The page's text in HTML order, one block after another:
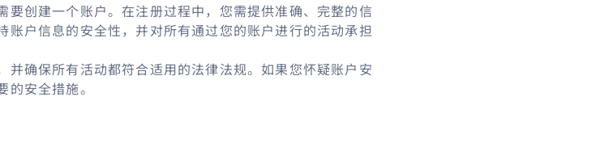
要创建一个账户。在注册过程中，您需提供准确、完整的信
账户信息的安全性，并对所有通过您的账户进行的活动承担
并确保所有活动都符合适用的法律法规。如果您怀疑账户安
安全措施。